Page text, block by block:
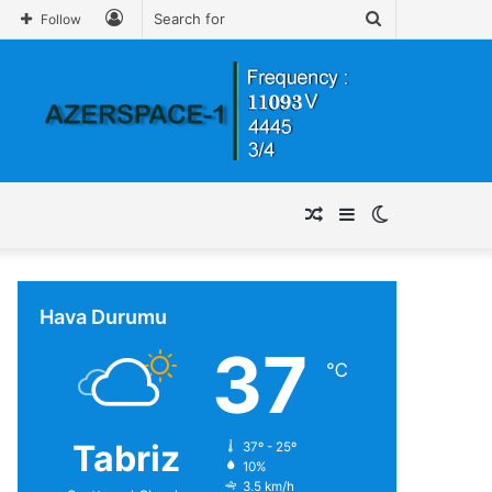
Follow
skin
Sidebar
Random
Article
Hava Durumu
Tabriz
37 ℃
37º - 25º
10%
3.5 km/h